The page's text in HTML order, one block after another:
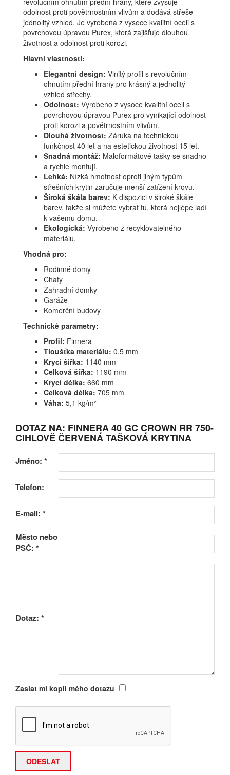
odolnost proti povětrnostním vlivům a dodává střeše
jednolitý vzhled. Je vyrobena z vysoce kvalitní oceli s
povrchovou úpravou Purex, která zajišťuje dlouhou
životnost a odolnost proti korozi.
Hlavní vlastnosti:
Elegantní design: Vlnitý profil s revolučním
ohnutím přední hrany pro krásný a jednolitý
vzhled střechy.
Odolnost: Vyrobeno z vysoce kvalitní oceli s
povrchovou úpravou Purex pro vynikající odolnost
proti korozi a povětrnostním vlivům.
Dlouhá životnost: Záruka na technickou
funkčnost 40 let a na estetickou životnost 15 let.
Snadná montáž: Maloformátové tašky se snadno
a rychle montují.
Lehká: Nízká hmotnost oproti jiným typům
střešních krytin zaručuje menší zatížení krovu.
Široká škála barev: K dispozici v široké škále
barev, takže si můžete vybrat tu, která nejlépe ladí
k vašemu domu.
Ekologická: Vyrobeno z recyklovatelného
materiálu.
Vhodná pro:
Rodinné domy
Chaty
Zahradní domky
Garáže
Komerční budovy
Technické parametry:
Profil: Finnera
Tloušťka materiálu: 0,5 mm
Krycí šířka: 1140 mm
Celková šířka: 1190 mm
Krycí délka: 660 mm
Celková délka: 705 mm
Váha: 5,1 kg/m²
DOTAZ NA: FINNERA 40 GC CROWN RR 750-
CIHLOVĚ ČERVENÁ TAŠKOVÁ KRYTINA
Jméno: *
Telefon:
E-mail: *
Město nebo
PSČ: *
Dotaz: *
Zaslat mi kopii mého dotazu